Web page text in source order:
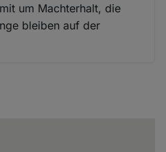
um Machterhalt, die
bleiben auf der